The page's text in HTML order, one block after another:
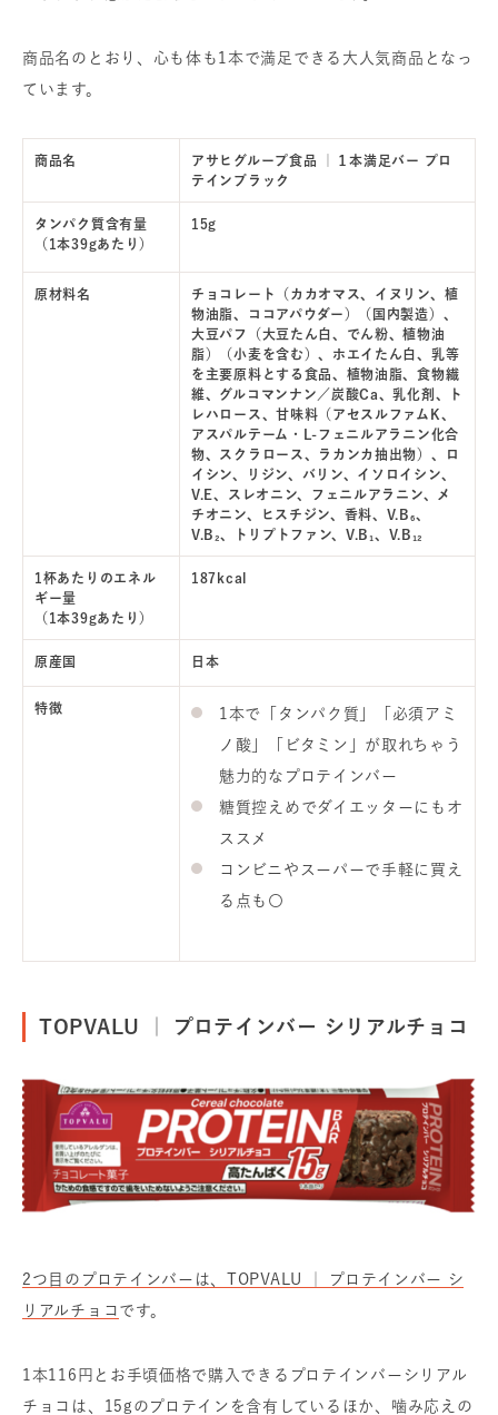
商品名のとおり、心も体も1本で満足できる大人気商品となっ
ています。
商品名
アサヒグループ食品 ｜１本満足バー プロ
テインブラック
タンパク質含有量
（1本39gあたり）
15g
原材料名
チョコレート（カカオマス、イヌリン、植
物油脂、ココアパウダー）（国内製造）、
大豆パフ（大豆たん白、でん粉、植物油
脂）（小麦を含む）、ホエイたん白、乳等
を主要原料とする食品、植物油脂、食物繊
維、グルコマンナン／炭酸Ca、乳化剤、ト
レハロース、甘味料（アセスルファムK、
アスパルテーム・L-フェニルアラニン化合
物、スクラロース、ラカンカ抽出物）、ロ
イシン、リジン、バリン、イソロイシン、
V.E、スレオニン、フェニルアラニン、メ
チオニン、ヒスチジン、香料、V.B₆、
V.B₂、トリプトファン、V.B₁、V.B₁₂
1杯あたりのエネル
ギー量
（1本39gあたり）
187kcal
原産国 日本
特徴
1本で「タンパク質」「必須アミ
ノ酸」「ビタミン」が取れちゃう
魅力的なプロテインバー
糖質控えめでダイエッターにもオ
ススメ
コンビニやスーパーで手軽に買え
る点も〇
TOPVALU ｜ プロテインバー シリアルチョコ
2つ目のプロテインバーは、TOPVALU ｜ プロテインバー シ
リアルチョコ です。
1本116円とお手頃価格で購入できるプロテインバーシリアル
チョコは、15gのプロテインを含有しているほか、噛み応えの